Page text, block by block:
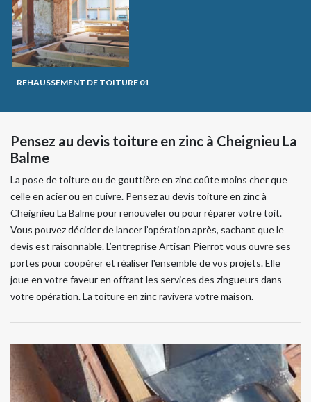
REHAUSSEMENT DE TOITURE 01
Pensez au devis toiture en zinc à Cheignieu La
Balme
La pose de toiture ou de gouttière en zinc coûte moins cher que
celle en acier ou en cuivre. Pensez au devis toiture en zinc à
Cheignieu La Balme pour renouveler ou pour réparer votre toit.
Vous pouvez décider de lancer l’opération après, sachant que le
devis est raisonnable. L’entreprise Artisan Pierrot vous ouvre ses
portes pour coopérer et réaliser l'ensemble de vos projets. Elle
joue en votre faveur en offrant les services des zingueurs dans
votre opération. La toiture en zinc ravivera votre maison.